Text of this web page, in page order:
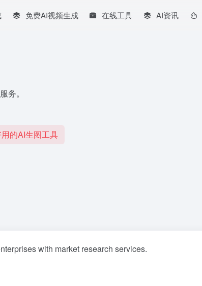
免费AI视频生成 在线工具 AI资讯
务。
的AI生图工具
with market research services.